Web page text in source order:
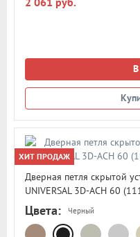
ХИТ ПРОДАЖ
Дверная петля скрытой
UNIVERSAL 3D-ACH 60
Цвета: Черный